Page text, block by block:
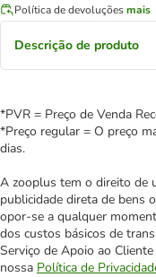
Política de devoluçõesmais
Descrição de produto
*PVR = Preço de Venda
*Preço regular = O preço
dias.
A zooplus tem o direito de
publicidade direta de bens
opor-se a qualquer
dos custos básicos de
Serviço de Apoio ao
nossa Política de